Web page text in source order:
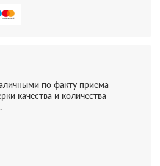
по факту приема
качества и количества